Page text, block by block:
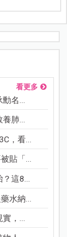
看更多
名...
肺...
，看...
貼「...
這8...
水納...
，...